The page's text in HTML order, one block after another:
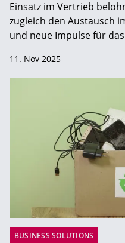
Einsatz im Vertrieb
zugleich den Austausch
und neue Impulse für
11. Nov 2025
BUSINESS SOLUTIONS